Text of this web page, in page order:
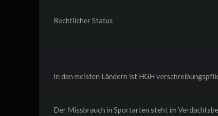
Rechtlicher Status
In den meisten Ländern ist HGH
Der Missbrauch in Sportarten steht im